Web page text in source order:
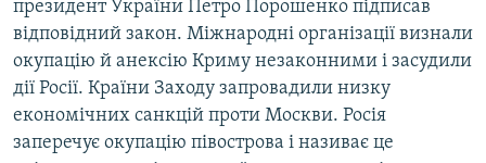
президент України Петро Порошенко підписав
відповідний закон. Міжнародні організації визнали
окупацію й анексію Криму незаконними і засудили
дії Росії. Країни Заходу запровадили низку
економічних санкцій проти Москви. Росія
заперечує окупацію півострова і називає це